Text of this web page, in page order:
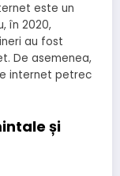
este un
în 2020,
au fost
De asemenea,
internet petrec
și